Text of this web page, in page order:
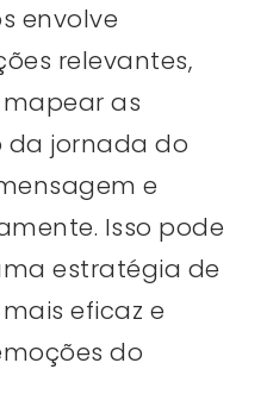
envolve
relevantes,
as
da jornada do
e
Isso pode
estratégia de
mais eficaz e
do